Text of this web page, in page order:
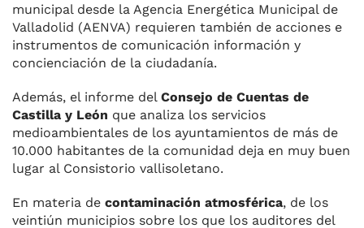
municipal desde la Agencia Energética Municipal de
Valladolid (AENVA) requieren también de acciones e
instrumentos de comunicación información y
concienciación de la ciudadanía.
Además, el informe del Consejo de Cuentas de
Castilla y León que analiza los servicios
medioambientales de los ayuntamientos de más de
10.000 habitantes de la comunidad deja en muy buen
lugar al Consistorio vallisoletano.
En materia de contaminación atmosférica, de los
veintiún municipios sobre los que los auditores del